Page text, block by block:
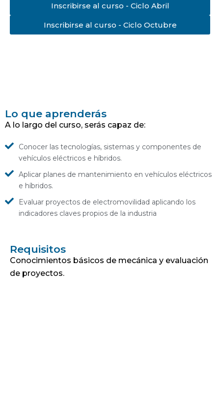
Inscribirse al curso - Ciclo Abril
Inscribirse al curso - Ciclo Octubre
Lo que aprenderás
A lo largo del curso, serás capaz de:
Conocer las tecnologías, sistemas y componentes de
vehículos eléctricos e híbridos.
Aplicar planes de mantenimiento en vehículos eléctricos
e híbridos.
Evaluar proyectos de electromovilidad aplicando los
indicadores claves propios de la industria
Requisitos
Conocimientos básicos de mecánica y evaluación
de proyectos.